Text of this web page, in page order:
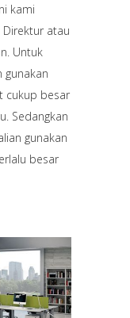
kami
atau
Untuk
gunakan
cukup besar
Sedangkan
gunakan
besar